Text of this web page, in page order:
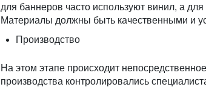
для баннеров часто используют винил, а
Материалы должны быть качественными и
Производство
На этом этапе происходит
производства контролировались